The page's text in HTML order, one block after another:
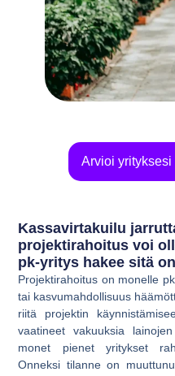
Arvioi
Kassavirtakuilu
projektirahoitus voi
pk-yritys hakee sitä
Projektirahoitus on monelle
tai kasvumahdollisuus
riitä projektin
vaatineet vakuuksia
monet pienet yritykset
Onneksi tilanne on